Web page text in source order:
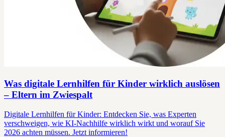
Was digitale Lernhilfen für Kinder wirklich auslösen
– Eltern im Zwiespalt
Digitale Lernhilfen für Kinder: Entdecken Sie, was Experten
verschweigen, wie KI-Nachhilfe wirklich wirkt und worauf Sie
2026 achten müssen. Jetzt informieren!